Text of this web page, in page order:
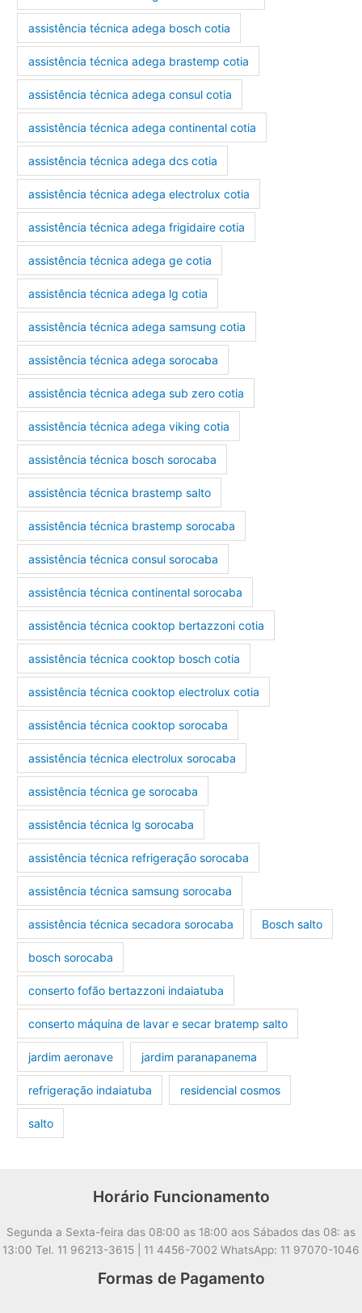
assistência técnica adega bosch cotia
assistência técnica adega brastemp cotia
assistência técnica adega consul cotia
assistência técnica adega continental cotia
assistência técnica adega dcs cotia
assistência técnica adega electrolux cotia
assistência técnica adega frigidaire cotia
assistência técnica adega ge cotia
assistência técnica adega lg cotia
assistência técnica adega samsung cotia
assistência técnica adega sorocaba
assistência técnica adega sub zero cotia
assistência técnica adega viking cotia
assistência técnica bosch sorocaba
assistência técnica brastemp salto
assistência técnica brastemp sorocaba
assistência técnica consul sorocaba
assistência técnica continental sorocaba
assistência técnica cooktop bertazzoni cotia
assistência técnica cooktop bosch cotia
assistência técnica cooktop electrolux cotia
assistência técnica cooktop sorocaba
assistência técnica electrolux sorocaba
assistência técnica ge sorocaba
assistência técnica lg sorocaba
assistência técnica refrigeração sorocaba
assistência técnica samsung sorocaba
assistência técnica secadora sorocaba Bosch salto
bosch sorocaba
conserto fofão bertazzoni indaiatuba
conserto máquina de lavar e secar bratemp salto
jardim aeronave jardim paranapanema
refrigeração indaiatuba residencial cosmos
salto
Horário Funcionamento
Segunda a Sexta-feira das 08:00 as 18:00 aos Sábados das 08: as
13:00 Tel. 11 96213-3615 | 11 4456-7002 WhatsApp: 11 97070-1046
Formas de Pagamento